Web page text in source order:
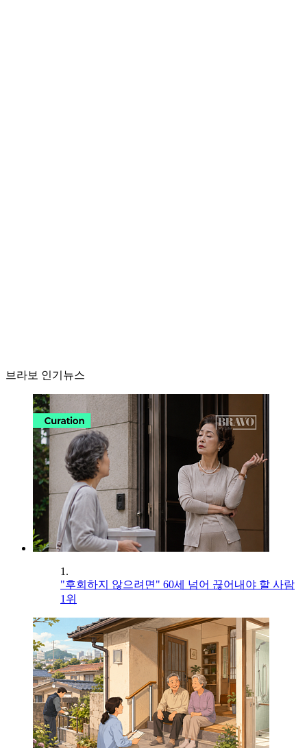
브라보 인기뉴스
1.
"후회하지 않으려면" 60세 넘어 끊어내야 할 사람
1위